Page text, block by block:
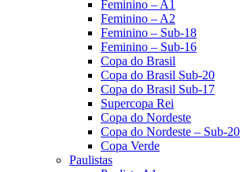
Feminino – A1
Feminino – A2
Feminino – Sub-18
Feminino – Sub-16
Copa do Brasil
Copa do Brasil Sub-20
Copa do Brasil Sub-17
Supercopa Rei
Copa do Nordeste
Copa do Nordeste – Sub-20
Copa Verde
Paulistas